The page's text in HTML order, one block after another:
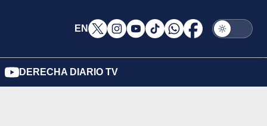
EN
DERECHA DIARIO TV